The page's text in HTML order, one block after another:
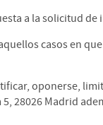
a la solicitud
casos en
oponerse,
28026 Madrid